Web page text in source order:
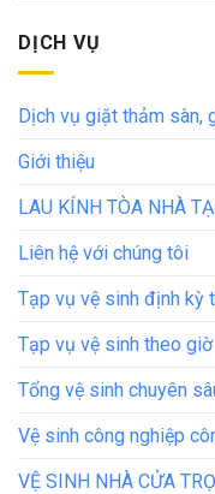
DỊCH VỤ
Dịch vụ giặt thảm sàn,
Giới thiệu
LAU KÍNH TÒA NHÀ
Liên hệ với chúng tôi
Tạp vụ vệ sinh định kỳ
Tạp vụ vệ sinh theo giờ
Tổng vệ sinh chuyên
Vệ sinh công nghiệp
VỆ SINH NHÀ CỬA